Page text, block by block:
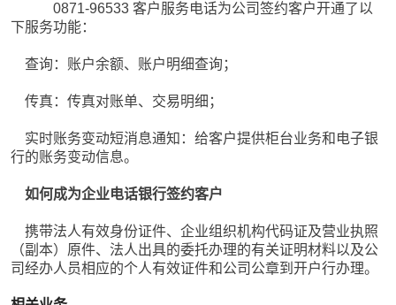
0871-96533 客户服务电话为公司签约客户开通了以
下服务功能：
查询：账户余额、账户明细查询；
传真：传真对账单、交易明细；
实时账务变动短消息通知：给客户提供柜台业务和电子银
行的账务变动信息。
如何成为企业电话银行签约客户
携带法人有效身份证件、企业组织机构代码证及营业执照
（副本）原件、法人出具的委托办理的有关证明材料以及公
司经办人员相应的个人有效证件和公司公章到开户行办理。